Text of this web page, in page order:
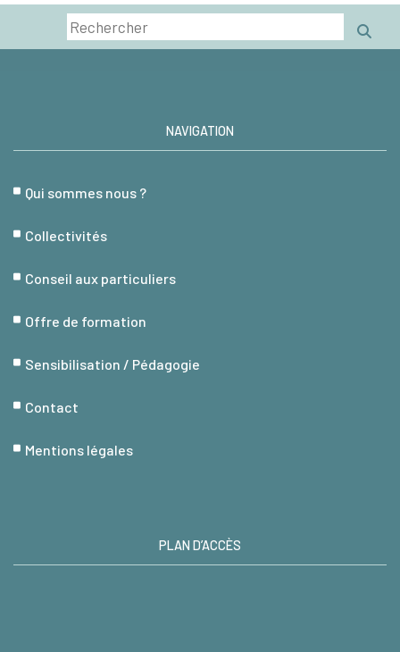
NAVIGATION
Qui sommes nous ?
Collectivités
Conseil aux particuliers
Offre de formation
Sensibilisation / Pédagogie
Contact
Mentions légales
PLAN D’ACCÈS